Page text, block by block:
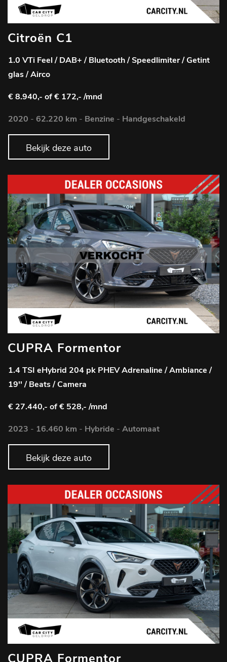
Citroën C1
1.0 VTi Feel / DAB+ / Bluetooth / Speedlimiter / Getint
glas / Airco
€ 8.940,- of € 172,- /mnd
2020 - 62.220 km - Benzine - Handgeschakeld
Bekijk deze auto
CUPRA Formentor
1.4 TSI eHybrid 204 pk PHEV Adrenaline / Ambiance /
19'' / Beats / Camera
€ 27.440,- of € 528,- /mnd
2023 - 16.460 km - Hybride - Automaat
Bekijk deze auto
CUPRA Formentor